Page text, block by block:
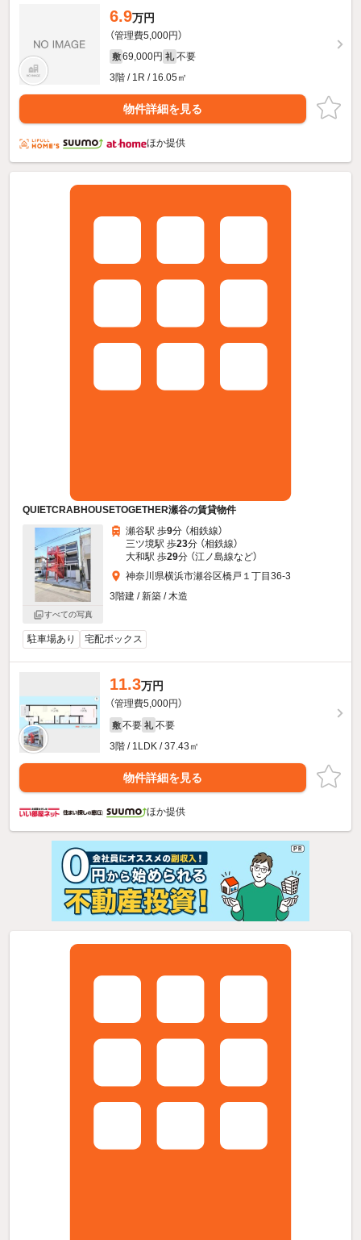
6.9万円
（管理費5,000円）
敷 69,000円 礼 不要
3階 / 1R / 16.05㎡
物件詳細を見る
ほか提供
QUIETCRABHOUSETOGETHER瀬谷の賃貸物件
すべての写真
瀬谷駅 歩9分 （相鉄線）
三ツ境駅 歩23分 （相鉄線）
大和駅 歩29分 （江ノ島線など）
神奈川県横浜市瀬谷区橋戸１丁目36-3
3階建 / 新築 / 木造
駐車場あり 宅配ボックス
11.3万円
（管理費5,000円）
敷 不要 礼 不要
3階 / 1LDK / 37.43㎡
物件詳細を見る
ほか提供